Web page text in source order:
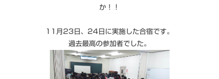
か！！
11月23日、24日に実施した合宿です。
過去最高の参加者でした。